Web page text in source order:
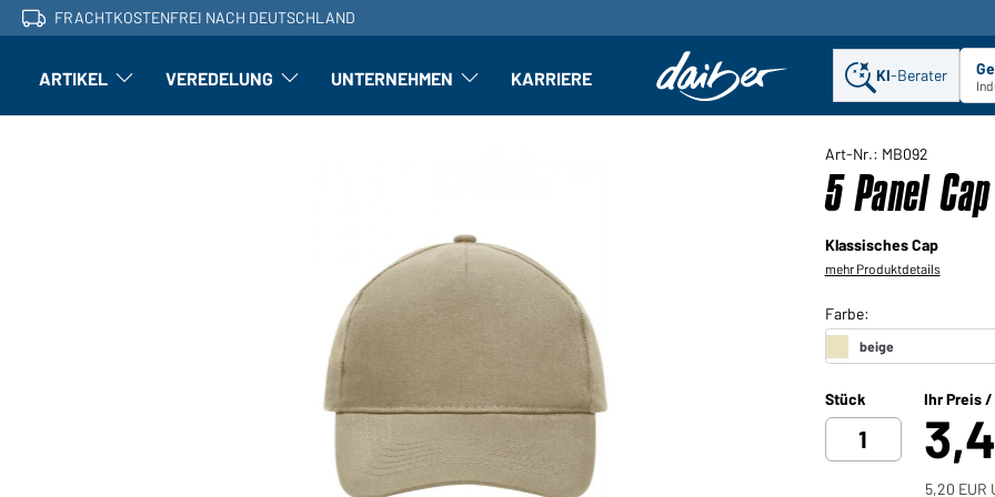
FRACHTKOSTENFREI NACH DEUTSCHLAND
ARTIKEL Artikel: Untermenü öffnen
VEREDELUNG Veredelung: Untermenü öffnen
UNTERNEHMEN Unternehmen: Untermenü öffnen
KARRIERE KI-Berater
Art-Nr.: MB092
5 Panel
Klassisches Cap
mehr Produktdetails
Stück Ihr Preis
5,20 EUR